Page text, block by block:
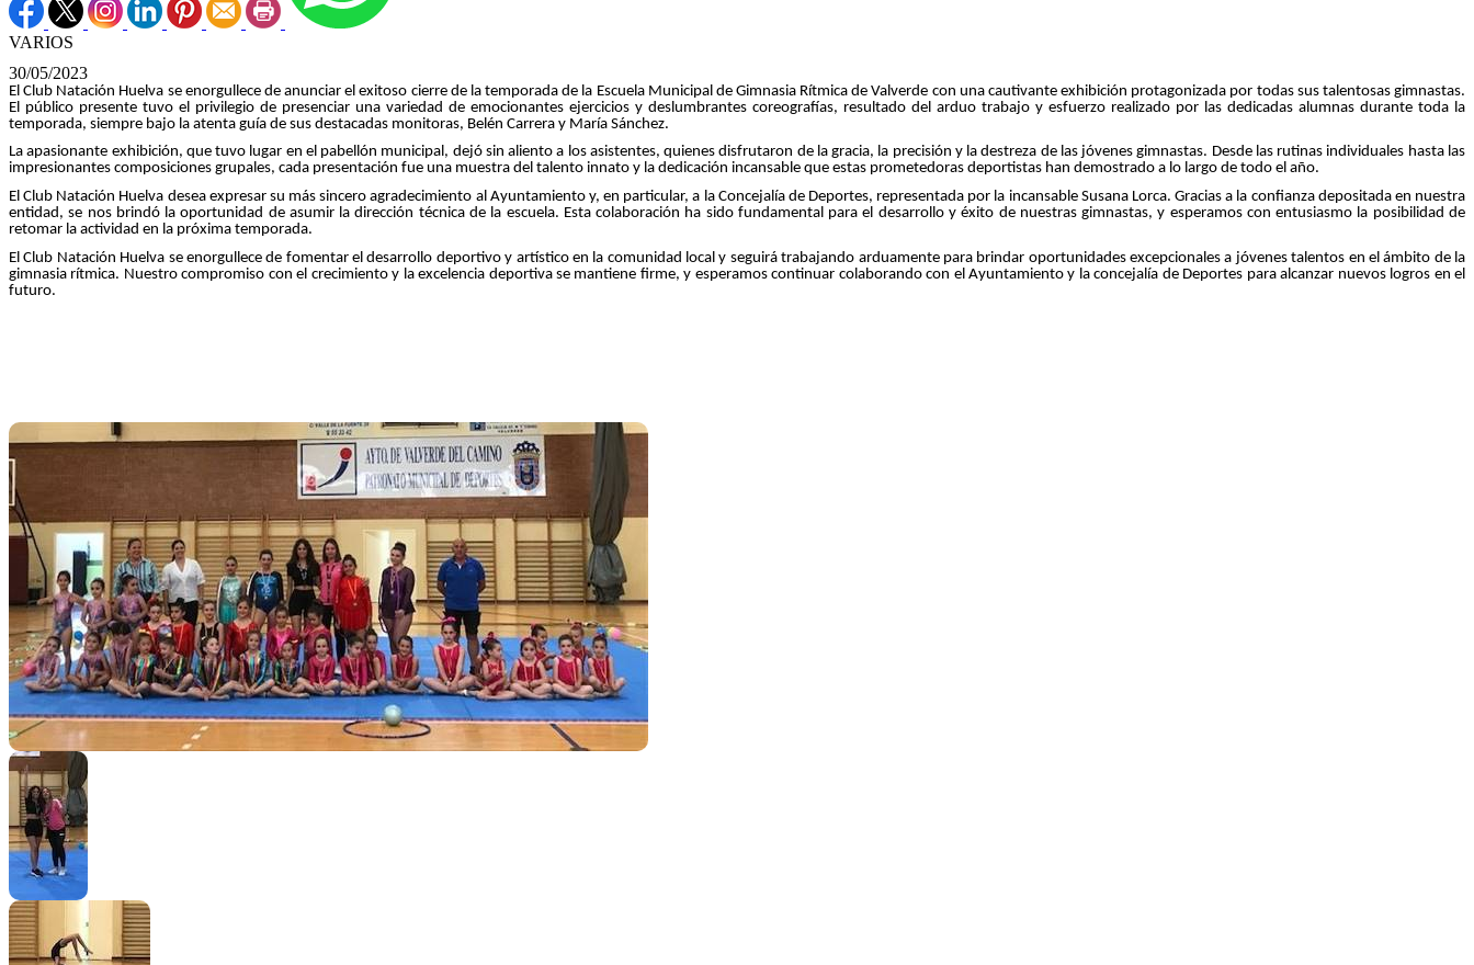
VARIOS
30/05/2023
El Club Natación Huelva se enorgullece de anunciar el exitoso cierre de la temporada de la Escuela Municipal de Gimnasia Rítmica de Valverde con una cautivante exhibición protagonizada por todas sus talentosas gimnastas.
El público presente tuvo el privilegio de presenciar una variedad de emocionantes ejercicios y deslumbrantes coreografías, resultado del arduo trabajo y esfuerzo realizado por las dedicadas alumnas durante toda la
temporada, siempre bajo la atenta guía de sus destacadas monitoras, Belén Carrera y María Sánchez.
La apasionante exhibición, que tuvo lugar en el pabellón municipal, dejó sin aliento a los asistentes, quienes disfrutaron de la gracia, la precisión y la destreza de las jóvenes gimnastas. Desde las rutinas individuales hasta las
impresionantes composiciones grupales, cada presentación fue una muestra del talento innato y la dedicación incansable que estas prometedoras deportistas han demostrado a lo largo de todo el año.
El Club Natación Huelva desea expresar su más sincero agradecimiento al Ayuntamiento y, en particular, a la Concejalía de Deportes, representada por la incansable Susana Lorca. Gracias a la confianza depositada en nuestra
entidad, se nos brindó la oportunidad de asumir la dirección técnica de la escuela. Esta colaboración ha sido fundamental para el desarrollo y éxito de nuestras gimnastas, y esperamos con entusiasmo la posibilidad de
retomar la actividad en la próxima temporada.
El Club Natación Huelva se enorgullece de fomentar el desarrollo deportivo y artístico en la comunidad local y seguirá trabajando arduamente para brindar oportunidades excepcionales a jóvenes talentos en el ámbito de la
gimnasia rítmica. Nuestro compromiso con el crecimiento y la excelencia deportiva se mantiene firme, y esperamos continuar colaborando con el Ayuntamiento y la concejalía de Deportes para alcanzar nuevos logros en el
futuro.